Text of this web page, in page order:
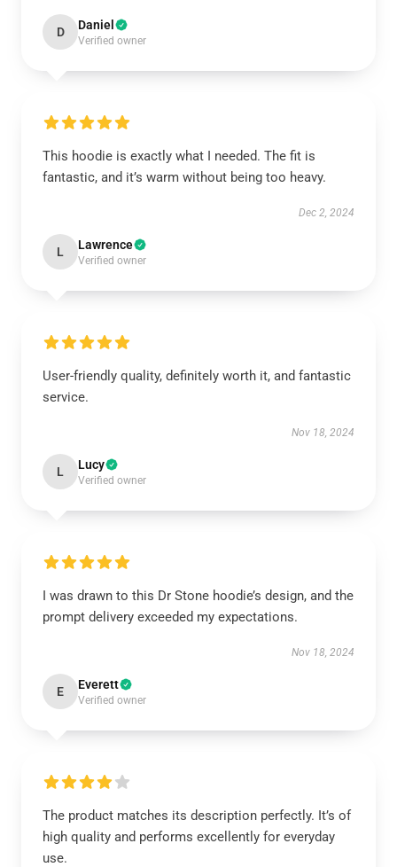
D Daniel
Verified owner
This hoodie is exactly what I needed. The fit is
fantastic, and it’s warm without being too heavy.
Dec 2, 2024
L Lawrence
Verified owner
User-friendly quality, definitely worth it, and fantastic
service.
Nov 18, 2024
L Lucy
Verified owner
I was drawn to this Dr Stone hoodie’s design, and the
prompt delivery exceeded my expectations.
Nov 18, 2024
E Everett
Verified owner
The product matches its description perfectly. It’s of
high quality and performs excellently for everyday
use.